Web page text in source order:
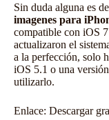
Sin duda alguna es de
imagenes para
compatible con iOS
actualizaron el
a la perfección, solo
iOS 5.1 o una
utilizarlo.
Enlace: Descargar